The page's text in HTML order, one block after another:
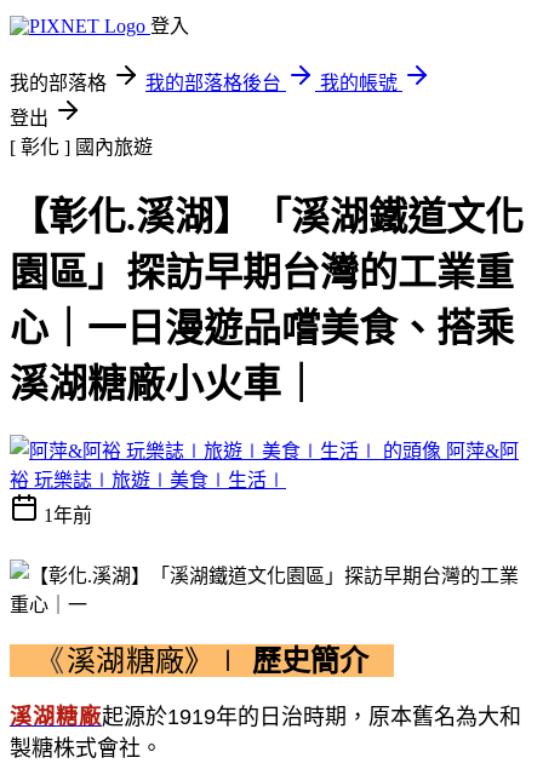
登入
我的部落格 我的部落格後台
我的帳號
登出
[ 彰化 ] 國內旅遊
【彰化.溪湖】「溪湖鐵道文化
園區」探訪早期台灣的工業重
心｜一日漫遊品嚐美食、搭乘
溪湖糖廠小火車｜
阿萍&阿
裕 玩樂誌∣旅遊∣美食∣生活∣
1年前
《溪湖糖廠》∣ 歷史簡介
溪湖糖廠起源於1919年的日治時期，原本舊名為大和
製糖株式會社。